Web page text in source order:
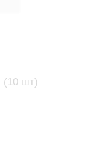
(10 шт)